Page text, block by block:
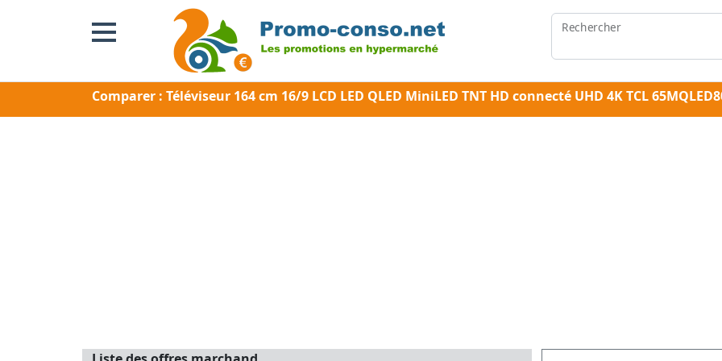
Rechercher
Comparer : Téléviseur 164 cm 16/9 LCD LED QLED MiniLED TNT HD connecté UHD 4K TCL